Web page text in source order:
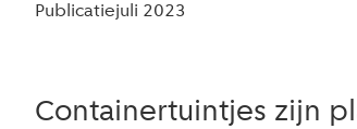
Publicatiejuli 2023
Containertuintjes zijn